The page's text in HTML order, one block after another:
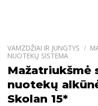
VAMZDŽIAI IR JUNGTYS /
NUOTEKŲ SISTEMA
Mažatriukšmė
nuotekų
Skolan 15*